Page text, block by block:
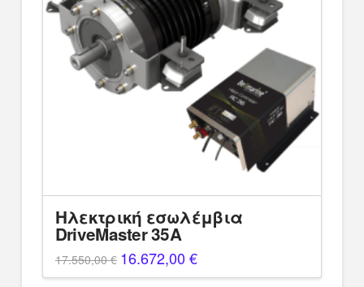
Ηλεκτρική εσωλέμβια
DriveMaster 35A
17.550,00€ Original
price
was:
16.672,00€Η
τρέχουσα
τιμή